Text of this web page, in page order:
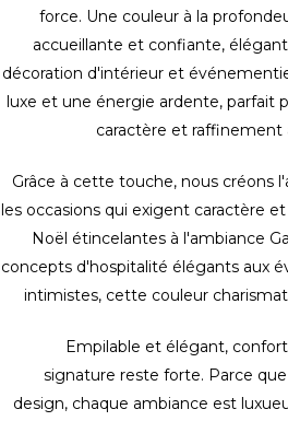
force. Une couleur à la
accueillante et confiante,
décoration d'intérieur et
luxe et une énergie ardente, parfait
caractère et raffinement
Grâce à cette touche, nous créons
les occasions qui exigent caractère
Noël étincelantes à l'ambiance
concepts d'hospitalité élégants aux
intimistes, cette couleur
Empilable et élégant,
signature reste forte. Parce
design, chaque ambiance est